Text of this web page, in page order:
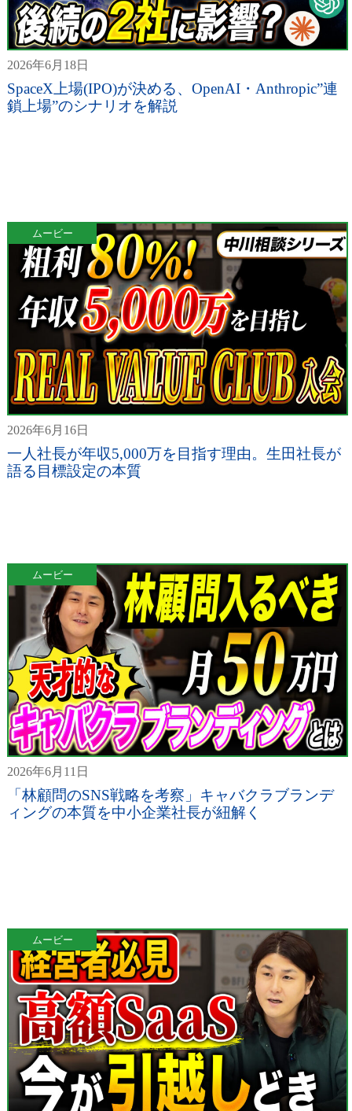
2026年6月18日
SpaceX上場(IPO)が決める、OpenAI・Anthropic”連
鎖上場”のシナリオを解説
ムービー
2026年6月16日
一人社長が年収5,000万を目指す理由。生田社長が
語る目標設定の本質
ムービー
2026年6月11日
「林顧問のSNS戦略を考察」キャバクラブランデ
ィングの本質を中小企業社長が紐解く
ムービー